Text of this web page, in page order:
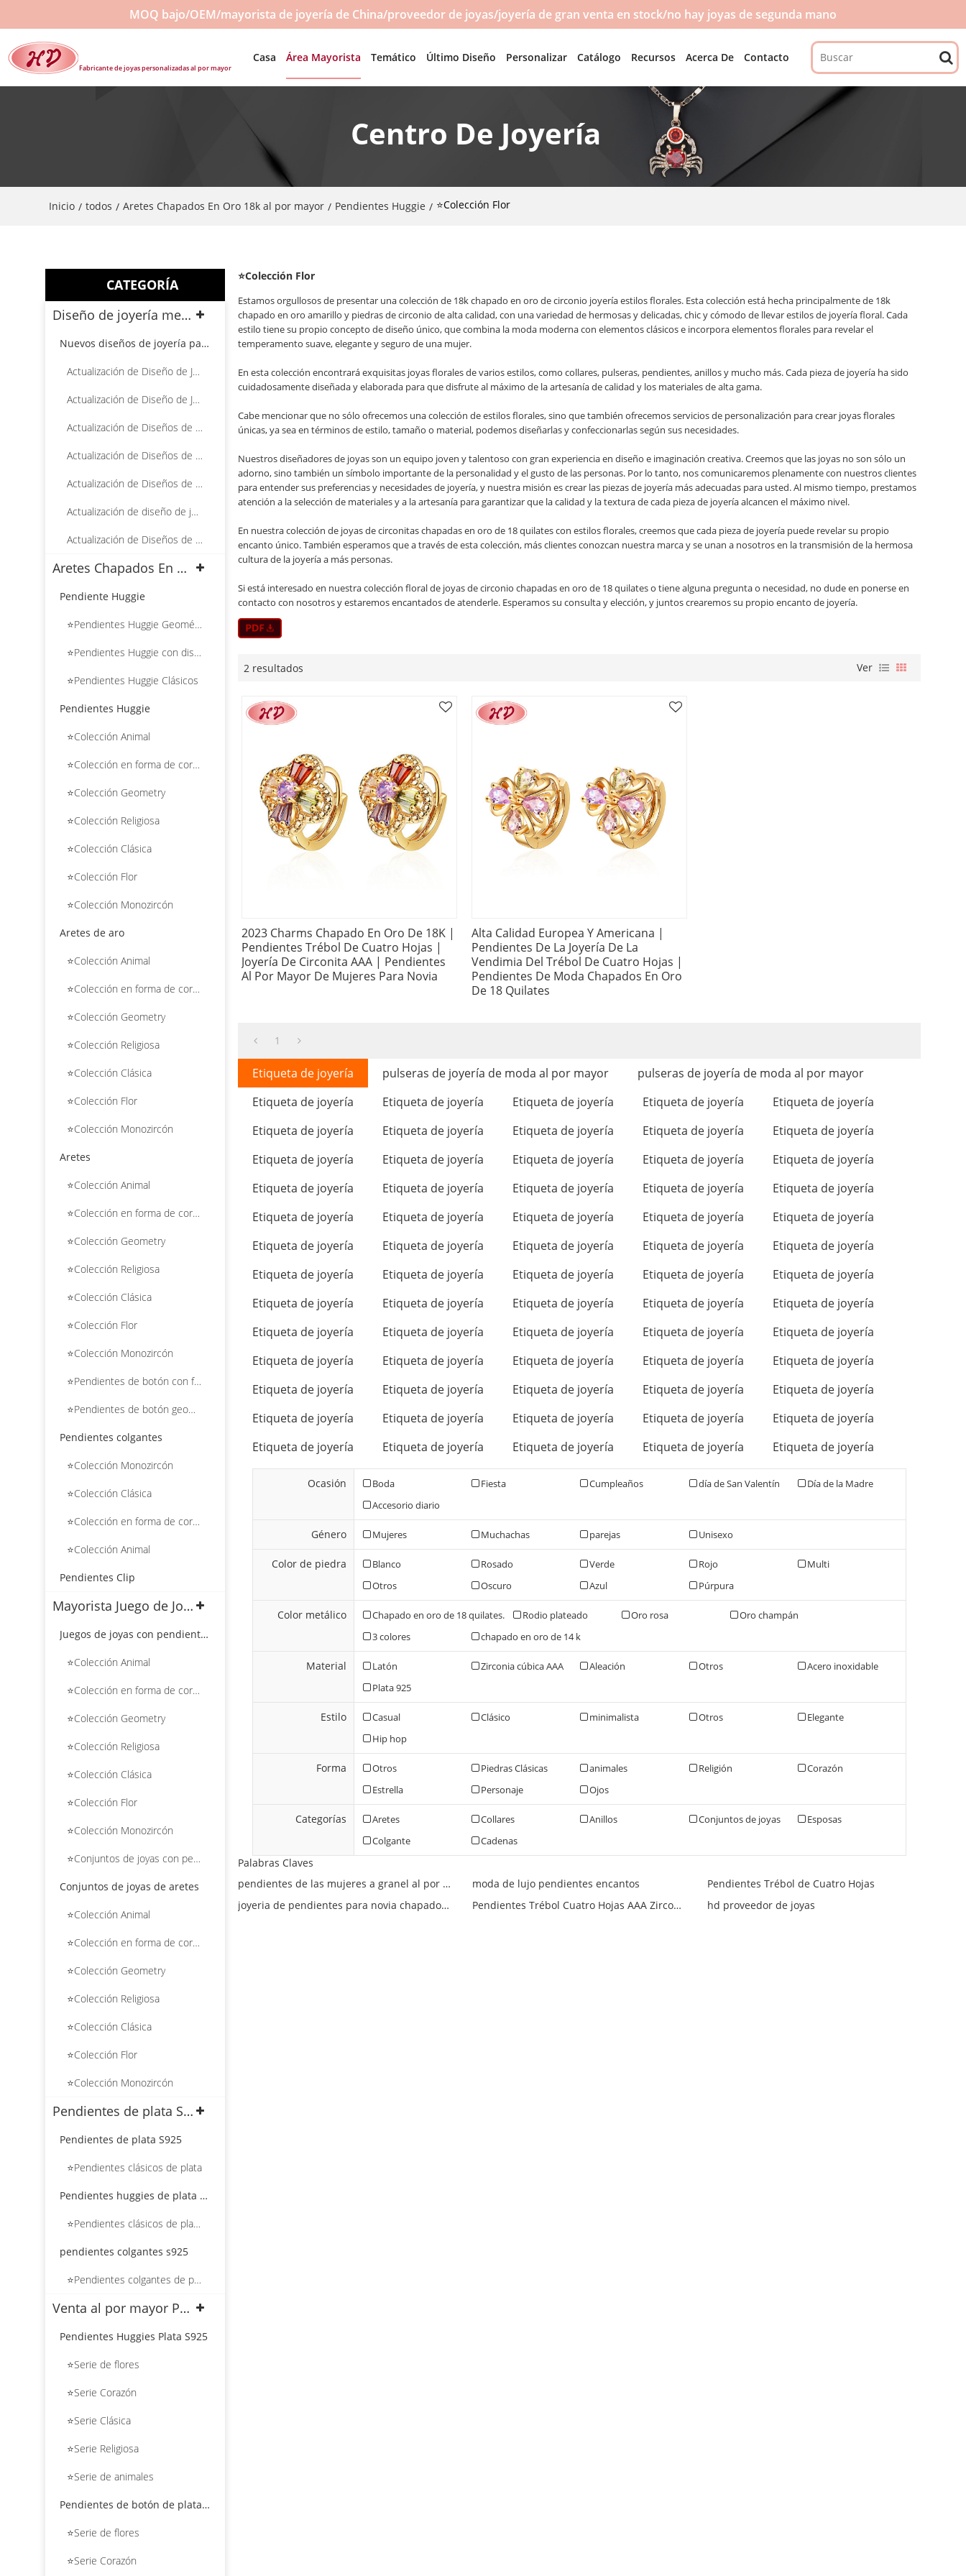
MOQ bajo/OEM/mayorista de joyería de China/proveedor de joyas/joyería de gran venta en stock/no hay joyas de segunda mano
Fabricante de joyas personalizadas al por mayor
Casa Área Mayorista Temático Último Diseño Personalizar Catálogo Recursos Acerca De Contacto
Centro De Joyería
Inicio / todos / Aretes Chapados En Oro 18k al por mayor / Pendientes Huggie / ⭐Colección Flor
CATEGORÍA
Diseño de joyería mensual
Nuevos diseños de joyería para 2025
Actualización de Diseño de Joyería Enero 2025
Actualización de Diseño de Joyería, febrero de 2025
Actualización de Diseños de Joyería Marzo 2025
Actualización de Diseños de Joyería Abril 2025
Actualización de Diseños de Joyería Mayo 2025
Actualización de diseño de joyas, junio de 2025
Actualización de Diseños de Joyería Julio 2025
Aretes Chapados En Oro 18k al por mayor
Pendiente Huggie
⭐Pendientes Huggie Geométricos
⭐Pendientes Huggie con diseño de flores
⭐Pendientes Huggie Clásicos
Pendientes Huggie
⭐Colección Animal
⭐Colección en forma de corazón
⭐Colección Geometry
⭐Colección Religiosa
⭐Colección Clásica
⭐Colección Flor
⭐Colección Monozircón
Aretes de aro
⭐Colección Animal
⭐Colección en forma de corazón
⭐Colección Geometry
⭐Colección Religiosa
⭐Colección Clásica
⭐Colección Flor
⭐Colección Monozircón
Aretes
⭐Colección Animal
⭐Colección en forma de corazón
⭐Colección Geometry
⭐Colección Religiosa
⭐Colección Clásica
⭐Colección Flor
⭐Colección Monozircón
⭐Pendientes de botón con forma de flor
⭐Pendientes de botón geométricos
Pendientes colgantes
⭐Colección Monozircón
⭐Colección Clásica
⭐Colección en forma de corazón
⭐Colección Animal
Pendientes Clip
Mayorista Juego de Joyas Chapado en Oro 18k
Juegos de joyas con pendientes colgantes
⭐Colección Animal
⭐Colección en forma de corazón
⭐Colección Geometry
⭐Colección Religiosa
⭐Colección Clásica
⭐Colección Flor
⭐Colección Monozircón
⭐Conjuntos de joyas con pendientes colgantes de flores
Conjuntos de joyas de aretes
⭐Colección Animal
⭐Colección en forma de corazón
⭐Colección Geometry
⭐Colección Religiosa
⭐Colección Clásica
⭐Colección Flor
⭐Colección Monozircón
Pendientes de plata S925
Pendientes de plata S925
⭐Pendientes clásicos de plata
Pendientes huggies de plata S925
⭐Pendientes clásicos de plata Huggies
pendientes colgantes s925
⭐Pendientes colgantes de plata con forma de corazón
Venta al por mayor Pendientes de plata S925
Pendientes Huggies Plata S925
⭐Serie de flores
⭐Serie Corazón
⭐Serie Clásica
⭐Serie Religiosa
⭐Serie de animales
Pendientes de botón de plata S925
⭐Serie de flores
⭐Serie Corazón
⭐Colección Flor
Estamos orgullosos de presentar una colección de 18k chapado en oro de circonio joyería estilos florales. Esta colección está hecha principalmente de 18k
chapado en oro amarillo y piedras de circonio de alta calidad, con una variedad de hermosas y delicadas, chic y cómodo de llevar estilos de joyería floral. Cada
estilo tiene su propio concepto de diseño único, que combina la moda moderna con elementos clásicos e incorpora elementos florales para revelar el
temperamento suave, elegante y seguro de una mujer.
En esta colección encontrará exquisitas joyas florales de varios estilos, como collares, pulseras, pendientes, anillos y mucho más. Cada pieza de joyería ha sido
cuidadosamente diseñada y elaborada para que disfrute al máximo de la artesanía de calidad y los materiales de alta gama.
Cabe mencionar que no sólo ofrecemos una colección de estilos florales, sino que también ofrecemos servicios de personalización para crear joyas florales
únicas, ya sea en términos de estilo, tamaño o material, podemos diseñarlas y confeccionarlas según sus necesidades.
Nuestros diseñadores de joyas son un equipo joven y talentoso con gran experiencia en diseño e imaginación creativa. Creemos que las joyas no son sólo un
adorno, sino también un símbolo importante de la personalidad y el gusto de las personas. Por lo tanto, nos comunicaremos plenamente con nuestros clientes
para entender sus preferencias y necesidades de joyería, y nuestra misión es crear las piezas de joyería más adecuadas para usted. Al mismo tiempo, prestamos
atención a la selección de materiales y a la artesanía para garantizar que la calidad y la textura de cada pieza de joyería alcancen el máximo nivel.
En nuestra colección de joyas de circonitas chapadas en oro de 18 quilates con estilos florales, creemos que cada pieza de joyería puede revelar su propio
encanto único. También esperamos que a través de esta colección, más clientes conozcan nuestra marca y se unan a nosotros en la transmisión de la hermosa
cultura de la joyería a más personas.
Si está interesado en nuestra colección floral de joyas de circonio chapadas en oro de 18 quilates o tiene alguna pregunta o necesidad, no dude en ponerse en
contacto con nosotros y estaremos encantados de atenderle. Esperamos su consulta y elección, y juntos crearemos su propio encanto de joyería.
2 resultados Ver
2023 Charms Chapado En Oro De 18K |
Pendientes Trébol De Cuatro Hojas |
Joyería De Circonita AAA | Pendientes
Al Por Mayor De Mujeres Para Novia
Alta Calidad Europea Y Americana |
Pendientes De La Joyería De La
Vendimia Del Trébol De Cuatro Hojas |
Pendientes De Moda Chapados En Oro
De 18 Quilates
1
Etiqueta de joyería pulseras de joyería de moda al por mayor
pulseras de joyería de moda al por mayor
Etiqueta de joyería
Etiqueta de joyería Etiqueta de joyería Etiqueta de joyería
Etiqueta de joyería
Etiqueta de joyería
Etiqueta de joyería Etiqueta de joyería Etiqueta de joyería
Etiqueta de joyería
Etiqueta de joyería
Etiqueta de joyería Etiqueta de joyería Etiqueta de joyería
Etiqueta de joyería
Etiqueta de joyería
Etiqueta de joyería Etiqueta de joyería Etiqueta de joyería
Etiqueta de joyería
Etiqueta de joyería
Etiqueta de joyería Etiqueta de joyería Etiqueta de joyería
Etiqueta de joyería
Etiqueta de joyería
Etiqueta de joyería Etiqueta de joyería Etiqueta de joyería
Etiqueta de joyería
Etiqueta de joyería
Etiqueta de joyería Etiqueta de joyería Etiqueta de joyería
Etiqueta de joyería
Etiqueta de joyería
Etiqueta de joyería Etiqueta de joyería Etiqueta de joyería
Etiqueta de joyería
Etiqueta de joyería
Etiqueta de joyería Etiqueta de joyería Etiqueta de joyería
Etiqueta de joyería
Etiqueta de joyería
Etiqueta de joyería Etiqueta de joyería Etiqueta de joyería
Etiqueta de joyería
Etiqueta de joyería
Etiqueta de joyería Etiqueta de joyería Etiqueta de joyería
Etiqueta de joyería
Etiqueta de joyería
Etiqueta de joyería Etiqueta de joyería Etiqueta de joyería
Etiqueta de joyería
Etiqueta de joyería
Etiqueta de joyería Etiqueta de joyería Etiqueta de joyería Etiqueta de joyería
Ocasión Boda Fiesta Cumpleaños día de San Valentín
Día de la Madre
Accesorio diario
Género Mujeres Muchachas parejas Unisexo
Color de piedra Blanco Rosado Verde Rojo
Multi
Otros
Oscuro Azul Púrpura
Color metálico Chapado en oro de 18 quilates. Rodio plateado Oro rosa
Oro champán
3 colores
chapado en oro de 14 k
Material Latón Zirconia cúbica AAA Aleación Otros
Acero inoxidable
Plata 925
Estilo Casual Clásico minimalista Otros
Elegante
Hip hop
Forma Otros Piedras Clásicas animales Religión
Corazón
Estrella
Personaje Ojos
Categorías Aretes Collares Anillos Conjuntos de joyas
Esposas
Colgante
Cadenas
Palabras Claves
pendientes de las mujeres a granel al por mayor
moda de lujo pendientes encantos
Pendientes Trébol de Cuatro Hojas
joyeria de pendientes para novia chapados en oro 1
Pendientes Trébol Cuatro Hojas AAA Zirconia hd proveedor de joyas